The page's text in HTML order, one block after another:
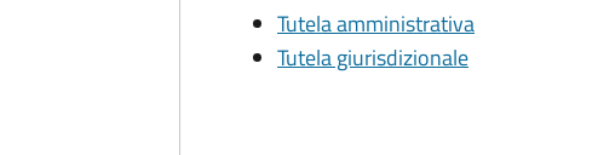
Tutela amministrativa
Tutela giurisdizionale